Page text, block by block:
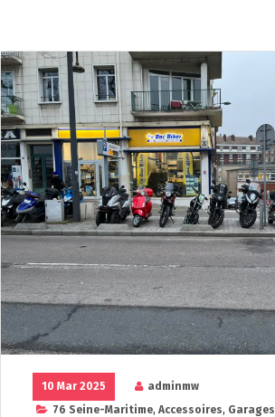
10 Mar 2025
adminmw
76 Seine-Maritime, Accessoires, Garages